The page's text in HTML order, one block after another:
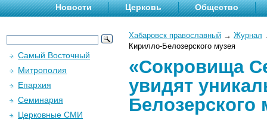
Новости Церковь Общество
Хабаровск православный → Журнал
Кирилло-Белозерского музея
«Сокровища
увидят
Белозерского
Самый Восточный
Митрополия
Епархия
Семинария
Церковные СМИ